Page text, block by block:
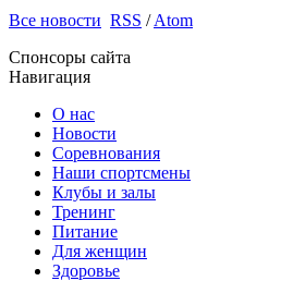
Все новости RSS /Atom
Спонсоры сайта
Навигация
О нас
Новости
Соревнования
Наши спортсмены
Клубы и залы
Тренинг
Питание
Для женщин
Здоровье